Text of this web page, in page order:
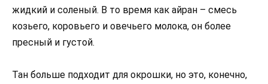
жидкий и соленый. В то время как айран – смесь
козьего, коровьего и овечьего молока, он более
пресный и густой.
Тан больше подходит для окрошки, но это, конечно,